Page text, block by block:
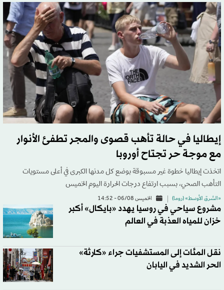
إيطاليا في حالة تأهب قصوى والمجر تطفئ الأنوار
مع موجة حر تجتاح أوروبا
اتخذت ‌إيطاليا خطوة غير مسبوقة بوضع كل مدنها الكبرى في أعلى مستويات
التأهب الصحي، بسبب ارتفاع ​درجات الحرارة اليوم الخميس
«الشرق الأوسط» (روما) الخميس 06/08 - 14:52
مشروع سياحي في روسيا يهدد «بايكال» أكبر
خزان للمياه العذبة في العالم
نقل المئات إلى المستشفيات جراء «كارثة»
الحر الشديد في اليابان